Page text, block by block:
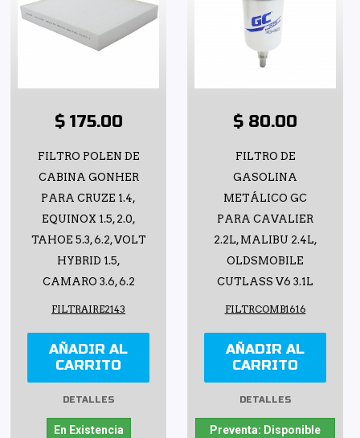
$ 175.00
FILTRO POLEN DE
CABINA GONHER
PARA CRUZE 1.4,
EQUINOX 1.5, 2.0,
TAHOE 5.3, 6.2, VOLT
HYBRID 1.5,
CAMARO 3.6, 6.2
FILTRAIRE2143
AÑADIR AL
CARRITO
DETALLES
En Existencia
$ 80.00
FILTRO DE
GASOLINA
METÁLICO GC
PARA CAVALIER
2.2L, MALIBU 2.4L,
OLDSMOBILE
CUTLASS V6 3.1L
FILTRCOMB1616
AÑADIR AL
CARRITO
DETALLES
Preventa: Disponible